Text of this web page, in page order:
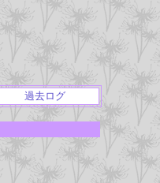
過去ログ